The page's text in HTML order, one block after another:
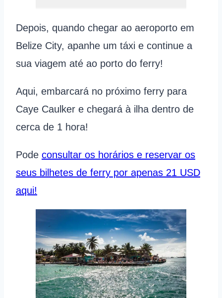
Depois, quando chegar ao aeroporto em
Belize City, apanhe um táxi e continue a
sua viagem até ao porto do ferry!
Aqui, embarcará no próximo ferry para
Caye Caulker e chegará à ilha dentro de
cerca de 1 hora!
Pode consultar os horários e reservar os
seus bilhetes de ferry por apenas 21 USD
aqui!